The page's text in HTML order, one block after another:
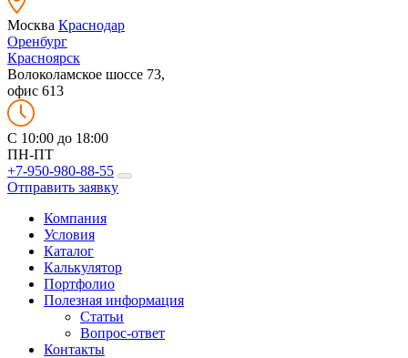
Москва Краснодар
Оренбург
Красноярск
Волоколамское шоссе 73,
офис 613
C 10:00 до 18:00
ПН-ПТ
+7-950-980-88-55
Отправить заявку
Компания
Условия
Каталог
Калькулятор
Портфолио
Полезная информация
Статьи
Вопрос-ответ
Контакты